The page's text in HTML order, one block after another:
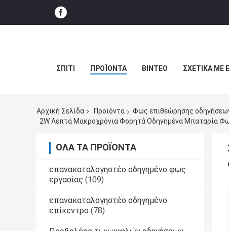
ΣΠΊΤΙ ΠΡΟΪΌΝΤΑ ΒΊΝΤΕΟ ΣΧΕΤΙΚΆ ΜΕ
Αρχική Σελίδα Προϊόντα
Φως επιθεώρησης
2W Λεπτά Μακροχρόνια Φορητά Οδηγημένα Μπαταρία
ΌΛΑ ΤΑ ΠΡΟΪΌΝΤΑ
επανακαταλογηστέο οδηγημένο φως
εργασίας (109)
επανακαταλογηστέο οδηγημένο
επίκεντρο (78)